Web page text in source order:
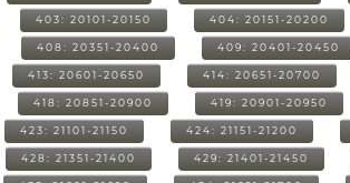
403: 20101-20150 404: 20151-20200
408: 20351-20400 409: 20401-20450
413: 20601-20650 414: 20651-20700
418: 20851-20900 419: 20901-20950
423: 21101-21150 424: 21151-21200
428: 21351-21400 429: 21401-21450